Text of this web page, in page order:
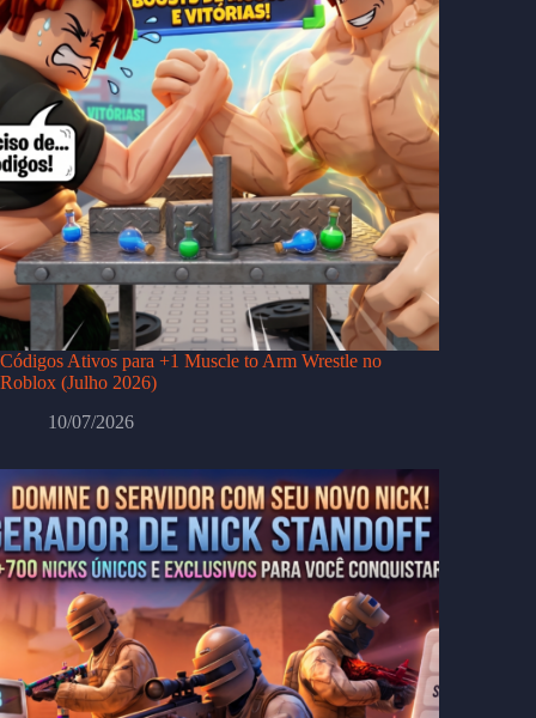
Códigos Ativos para +1 Muscle to Arm Wrestle no
Roblox (Julho 2026)
10/07/2026